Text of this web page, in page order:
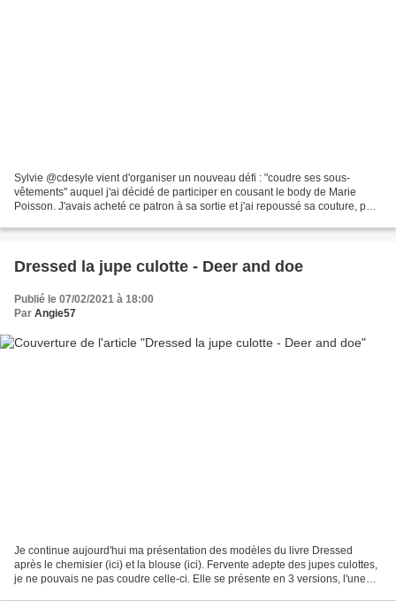
Sylvie @cdesyle vient d'organiser un nouveau défi : "coudre ses sous-
vêtements" auquel j'ai décidé de participer en cousant le body de Marie
Poisson. J'avais acheté ce patron à sa sortie et j'ai repoussé sa couture, par
Dressed la jupe culotte - Deer and doe
Publié le 07/02/2021 à 18:00
Par Angie57
Je continue aujourd'hui ma présentation des modèles du livre Dressed
après le chemisier (ici) et la blouse (ici). Fervente adepte des jupes culottes,
je ne pouvais ne pas coudre celle-ci. Elle se présente en 3 versions, l'une